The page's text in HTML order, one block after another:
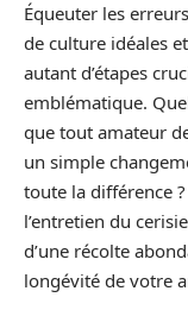
Équeuter les
de culture idéales
autant d’étapes
emblématique.
que tout amateur
un simple
toute la différence
l’entretien du
d’une récolte
longévité de votre